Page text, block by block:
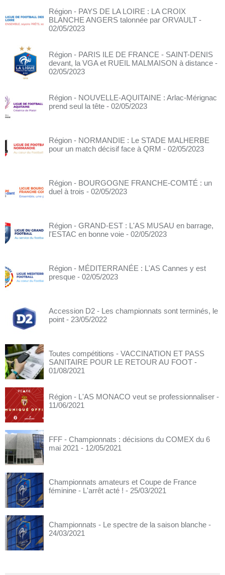
Région - PAYS DE LA LOIRE : LA CROIX
BLANCHE ANGERS talonnée par ORVAULT -
02/05/2023
Région - PARIS ILE DE FRANCE - SAINT-DENIS
devant, la VGA et RUEIL MALMAISON à distance -
02/05/2023
Région - NOUVELLE-AQUITAINE : Arlac-Mérignac
prend seul la tête - 02/05/2023
Région - NORMANDIE : Le STADE MALHERBE
pour un match décisif face à QRM - 02/05/2023
Région - BOURGOGNE FRANCHE-COMTÉ : un
duel à trois - 02/05/2023
Région - GRAND-EST : L'AS MUSAU en barrage,
l'ESTAC en bonne voie - 02/05/2023
Région - MÉDITERRANÉE : L'AS Cannes y est
presque - 02/05/2023
Accession D2 - Les championnats sont terminés, le
point - 23/05/2022
Toutes compétitions - VACCINATION ET PASS
SANITAIRE POUR LE RETOUR AU FOOT -
01/08/2021
Région - L'AS MONACO veut se professionnaliser -
11/06/2021
FFF - Championnats : décisions du COMEX du 6
mai 2021 - 12/05/2021
Championnats amateurs et Coupe de France
féminine - L'arrêt acté ! - 25/03/2021
Championnats - Le spectre de la saison blanche -
24/03/2021